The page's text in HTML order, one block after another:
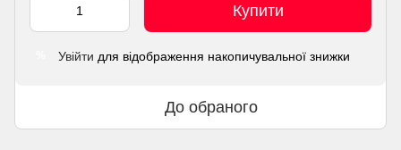
Купити
Увійти для відображення накопичувальної знижки
До обраного